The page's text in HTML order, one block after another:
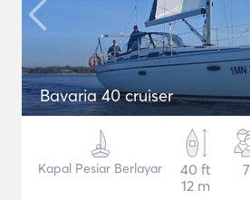
Bavaria 40 cruiser
Kapal Pesiar Berlayar
40 ft
12 m
7